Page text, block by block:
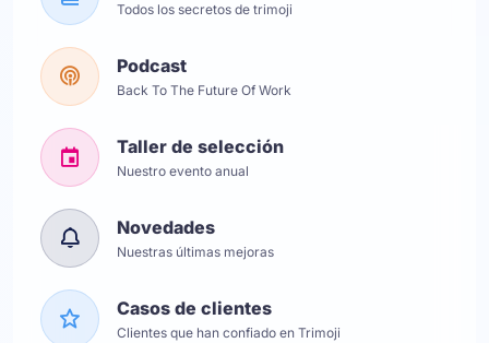
Todos los secretos de trimoji
Podcast
Back To The Future Of Work
Taller de selección
Nuestro evento anual
Novedades
Nuestras últimas mejoras
Casos de clientes
Clientes que han confiado en Trimoji